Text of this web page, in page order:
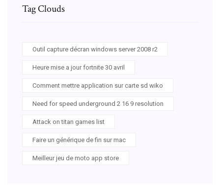
Tag Clouds
Outil capture décran windows server 2008 r2
Heure mise a jour fortnite 30 avril
Comment mettre application sur carte sd wiko
Need for speed underground 2 16 9 resolution
Attack on titan games list
Faire un générique de fin sur mac
Meilleur jeu de moto app store